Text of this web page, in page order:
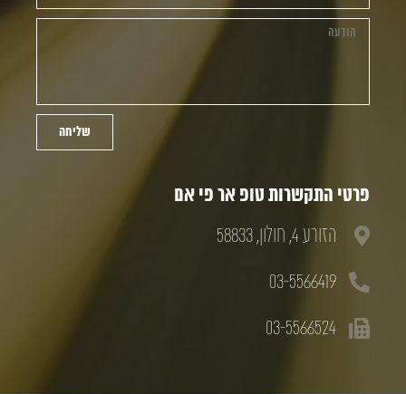
שליחה
פרטי התקשרות טופ אר פי אם
הזורע 4, חולון, 58833
03-5566419
03-5566524